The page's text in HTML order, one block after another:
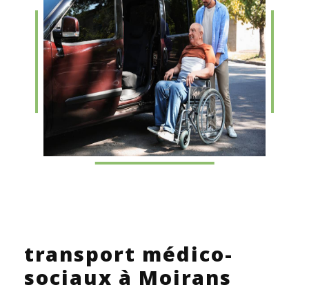
transport médico-
sociaux à Moirans